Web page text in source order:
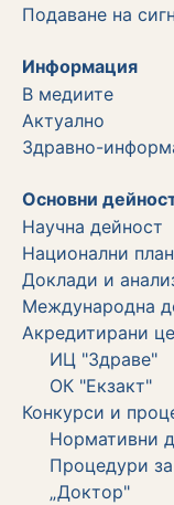
Подаване на
Информация
В медиите
Актуално
Здравно-
Основни
Научна дейност
Национални
Доклади и
Международна
Акредитирани
ИЦ "Здраве"
ОК "Екзакт"
Конкурси и
Нормативни
Процедури
„Доктор"